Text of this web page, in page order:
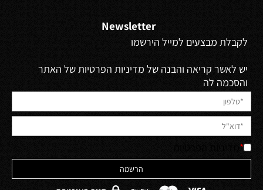
Newsletter
לקבלת מבצעים למייל הירשמו
יש לאשר קריאה והבנה של מדיניות הפרטיות של האתר
והסכמה לה
*